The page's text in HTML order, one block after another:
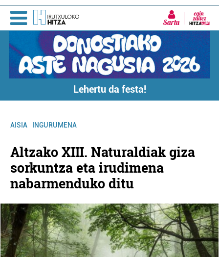
Sartu
Lehertu da festa!
AISIA INGURUMENA
Altzako XIII. Naturaldiak giza
sorkuntza eta irudimena
nabarmenduko ditu